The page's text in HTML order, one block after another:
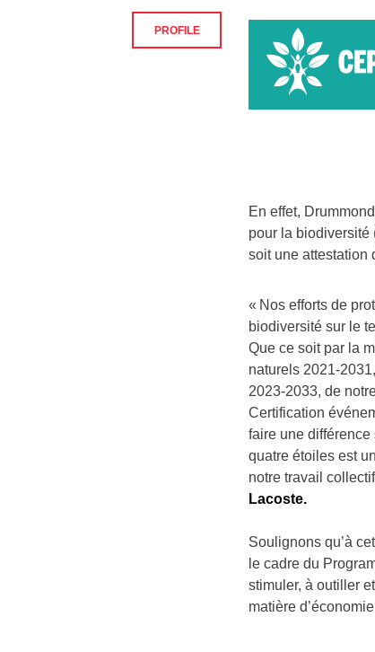
En effet,
pour la biodiversité
soit une attestation
« Nos efforts de
biodiversité sur le
Que ce soit par la
naturels 2021-
2023-2033, de
Certification
faire une différence
quatre étoiles est
notre travail
Lacoste.
Soulignons qu’à
le cadre du
stimuler, à outiller
matière
PROFILE